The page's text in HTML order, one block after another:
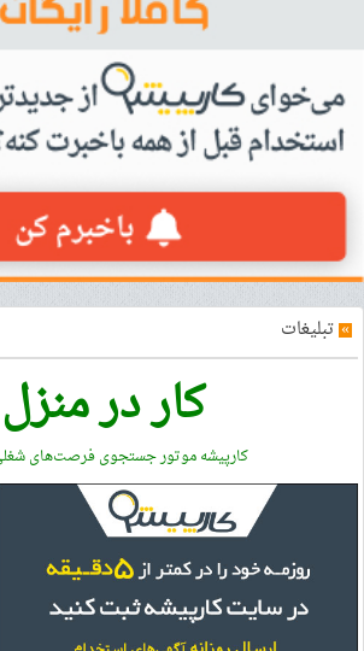
» تبلیغات
کار در منزل
کارپیشه موتور جستجوی فرصت‌های